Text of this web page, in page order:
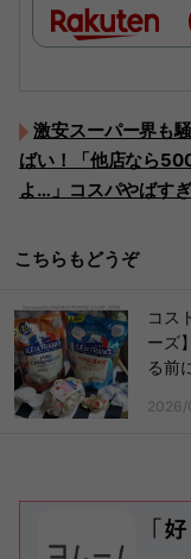
激安スーパー界も
ばい！「他店なら
よ…」コスパやばす
こちらもどうぞ
コス
ーズ
る前
2026/